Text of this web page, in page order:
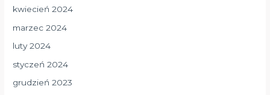
kwiecień 2024
marzec 2024
luty 2024
styczeń 2024
grudzień 2023